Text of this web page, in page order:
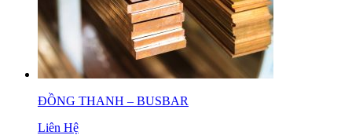
ĐỒNG THANH – BUSBAR
Liên Hệ